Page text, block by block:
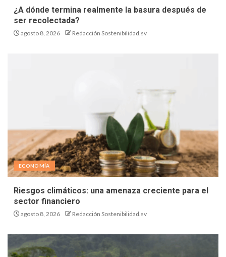
¿A dónde termina realmente la basura después de
ser recolectada?
agosto 8, 2026 Redacción Sostenibilidad.sv
ECONOMÍA
Riesgos climáticos: una amenaza creciente para el
sector financiero
agosto 8, 2026 Redacción Sostenibilidad.sv